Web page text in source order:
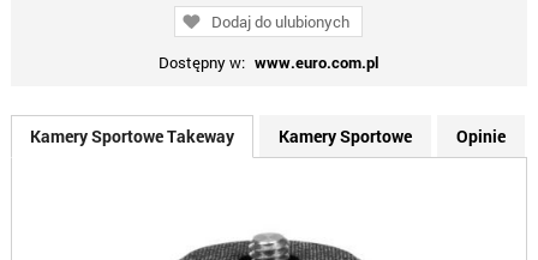
Dodaj do ulubionych
Dostępny w: www.euro.com.pl
Kamery Sportowe Takeway Kamery Sportowe Opinie